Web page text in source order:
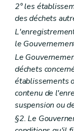
2° les
des déchets
le
Le
déchets
établissements
contenu de
suspension ou
§2. Le